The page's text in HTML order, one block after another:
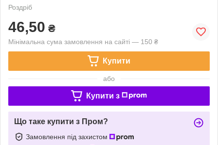
Роздріб
46,50 ₴
Мінімальна сума замовлення на сайті — 150 ₴
Купити
або
Купити з
Що таке купити з Пром?
Замовлення під захистом